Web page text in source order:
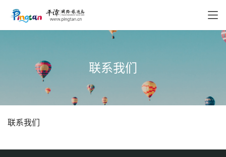
联系我们
联系我们